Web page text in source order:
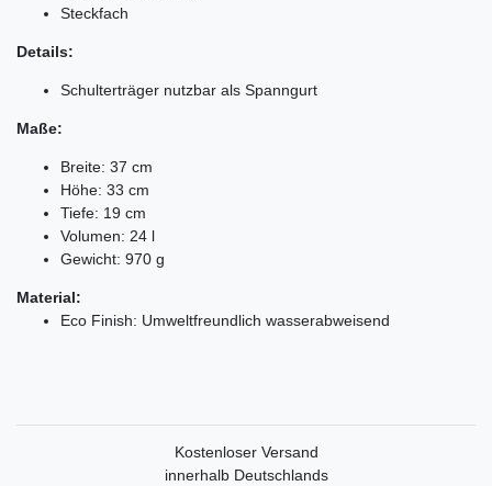
Steckfach
Details:
Schulterträger nutzbar als Spanngurt
Maße:
Breite: 37 cm
Höhe: 33 cm
Tiefe: 19 cm
Volumen: 24 l
Gewicht: 970 g
Material:
Eco Finish: Umweltfreundlich wasserabweisend
Kostenloser Versand
innerhalb Deutschlands